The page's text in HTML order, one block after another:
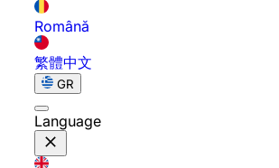
Română
繁體中文
GR
Language